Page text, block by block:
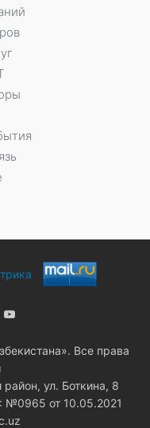
Все права
ул. Боткина, 8
№0965 от 10.05.2021